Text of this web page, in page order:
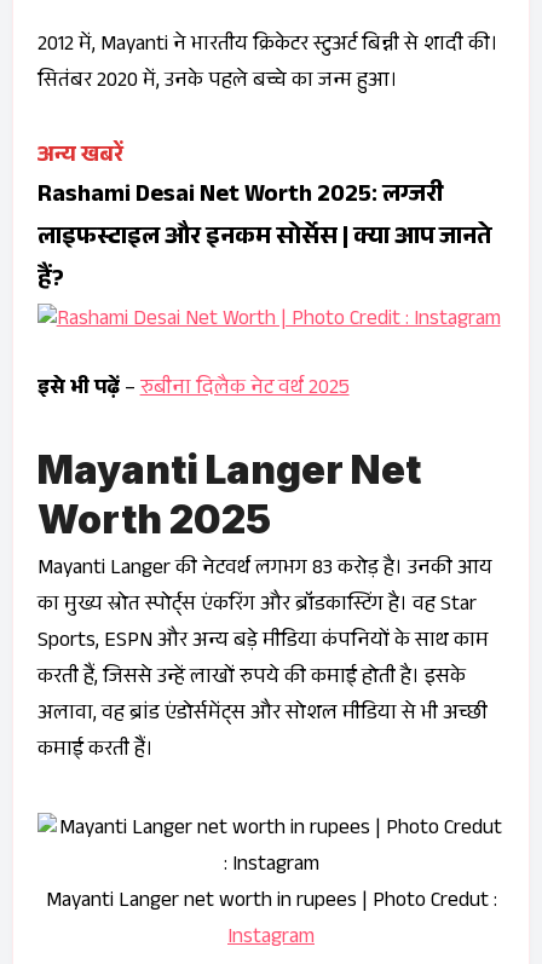
2012 में, Mayanti ने भारतीय क्रिकेटर स्टुअर्ट बिन्नी से शादी की।
सितंबर 2020 में, उनके पहले बच्चे का जन्म हुआ।
अन्य खबरें
Rashami Desai Net Worth 2025: लग्जरी
लाइफस्टाइल और इनकम सोर्सेस | क्या आप जानते
हैं?
इसे भी पढ़ें–रुबीना दिलैक नेट वर्थ 2025
Mayanti Langer Net
Worth 2025
Mayanti Langer की नेटवर्थ लगभग ₹83 करोड़ है। उनकी आय
का मुख्य स्रोत स्पोर्ट्स एंकरिंग और ब्रॉडकास्टिंग है। वह Star
Sports, ESPN और अन्य बड़े मीडिया कंपनियों के साथ काम
करती हैं, जिससे उन्हें लाखों रुपये की कमाई होती है। इसके
अलावा, वह ब्रांड एंडोर्समेंट्स और सोशल मीडिया से भी अच्छी
कमाई करती हैं।
Mayanti Langer net worth in rupees | Photo Credut :
Instagram